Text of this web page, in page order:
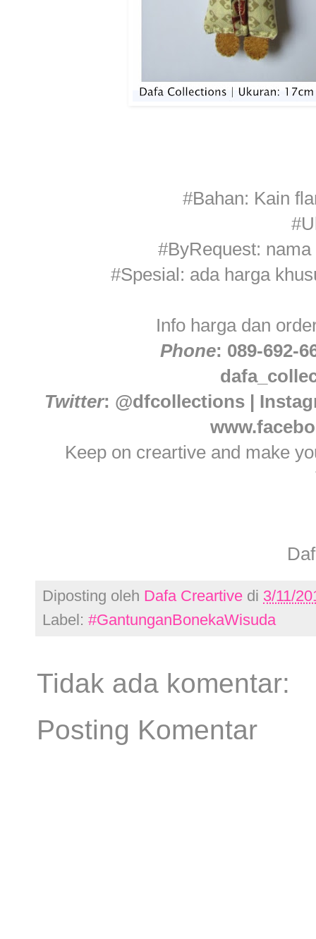
#Bahan: Kain
#ByRequest:
#Spesial: ada harga
Info harga dan
Phone: 089-692-
Twitter: @dfcollections |
Keep on creartive and make
Diposting oleh Dafa Creartive di 3/11/
Label: #GantunganBonekaWisuda
Tidak ada komentar:
Posting Komentar